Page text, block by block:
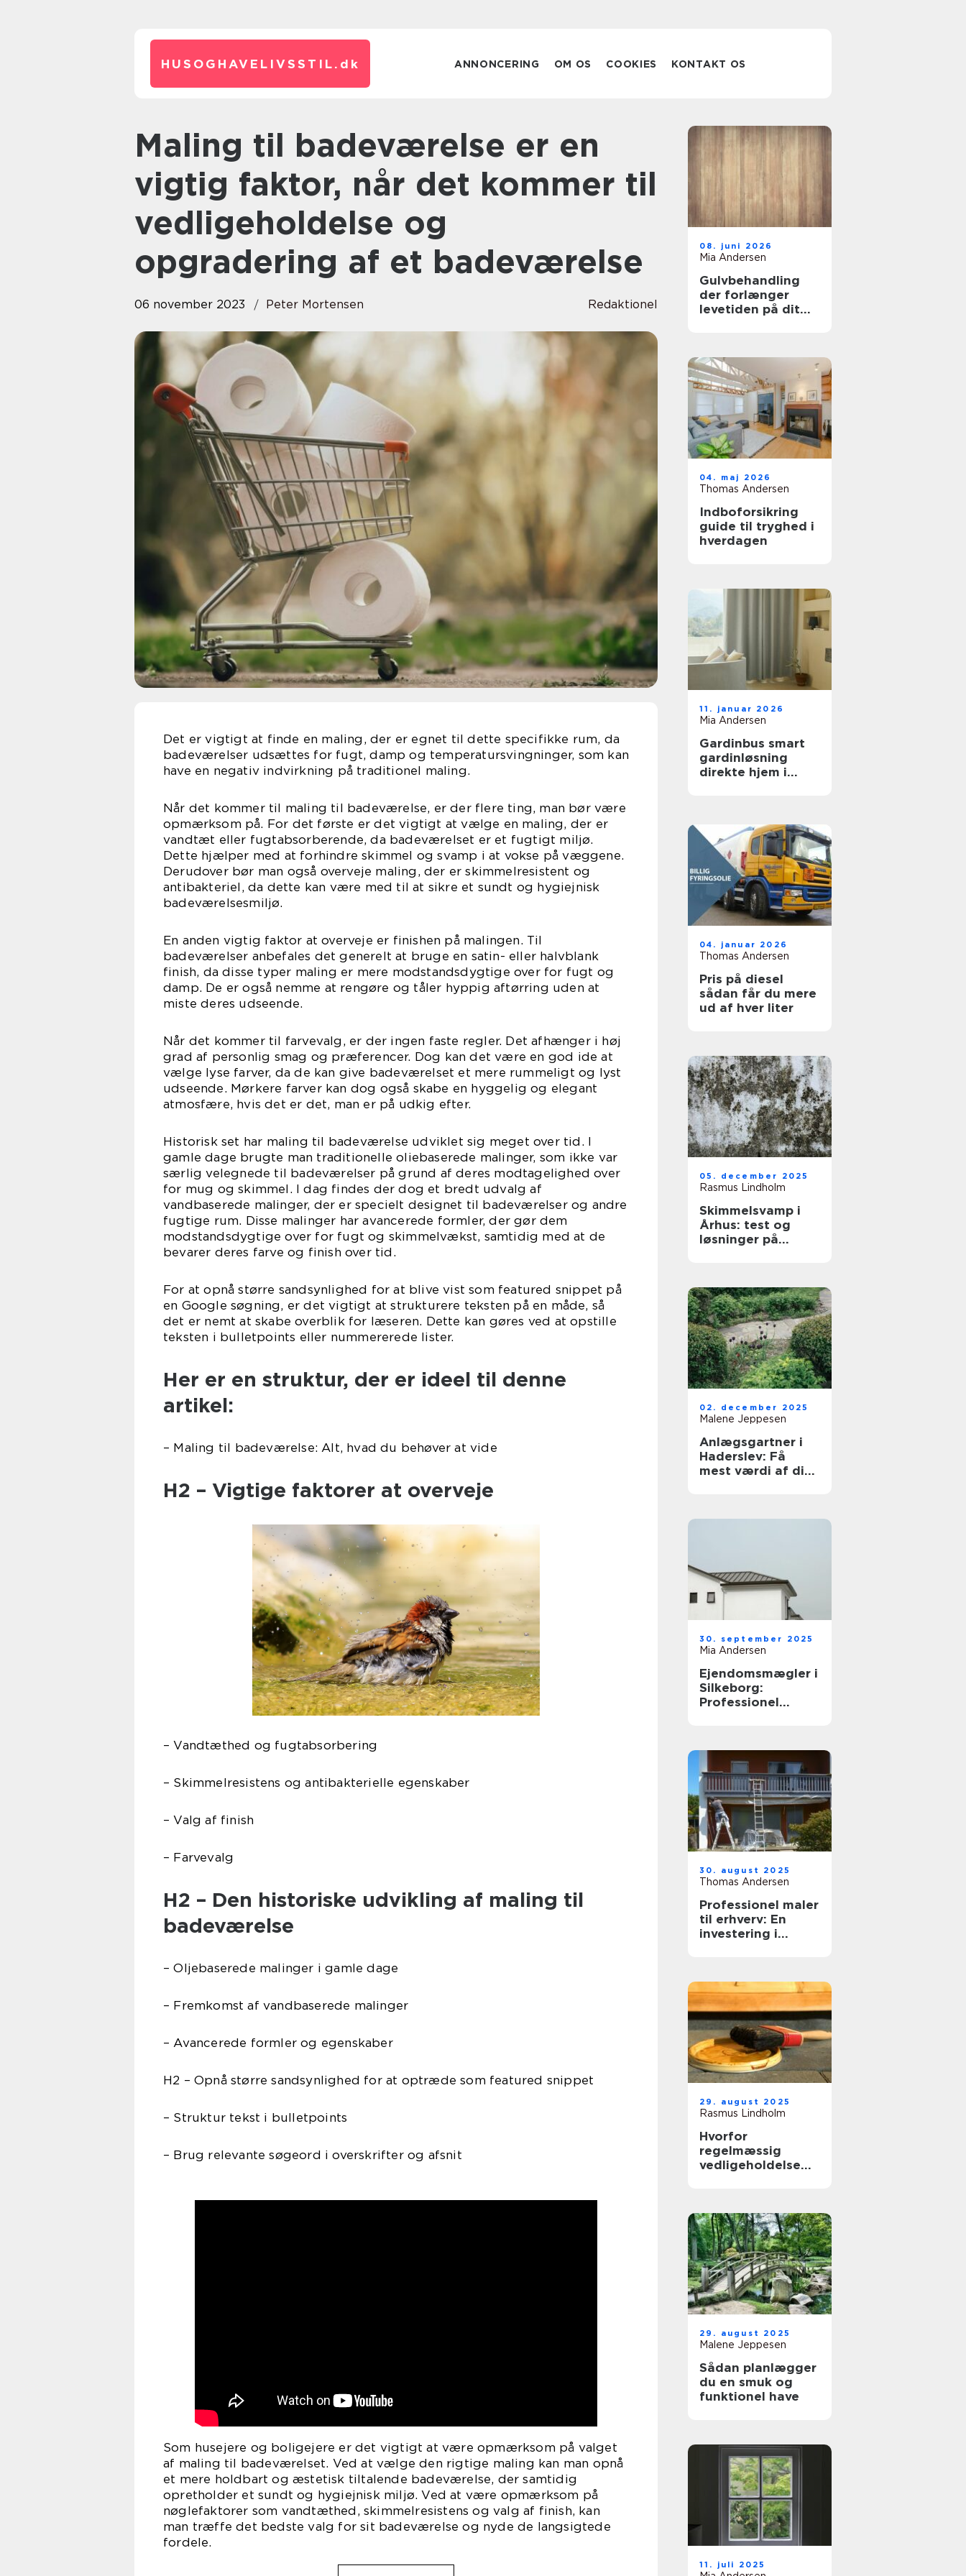
HUSOGHAVELIVSSTIL. dk ANNONCERING OM OS COOKIES KONTAKT OS
Maling til badeværelse er en
vigtig faktor, når det kommer til
vedligeholdelse og
opgradering af et badeværelse
06 november 2023 Peter Mortensen Redaktionel
Det er vigtigt at finde en maling, der er egnet til dette specifikke rum, da
badeværelser udsættes for fugt, damp og temperatursvingninger, som kan
have en negativ indvirkning på traditionel maling.
Når det kommer til maling til badeværelse, er der flere ting, man bør være
opmærksom på. For det første er det vigtigt at vælge en maling, der er
vandtæt eller fugtabsorberende, da badeværelset er et fugtigt miljø.
Dette hjælper med at forhindre skimmel og svamp i at vokse på væggene.
Derudover bør man også overveje maling, der er skimmelresistent og
antibakteriel, da dette kan være med til at sikre et sundt og hygiejnisk
badeværelsesmiljø.
En anden vigtig faktor at overveje er finishen på malingen. Til
badeværelser anbefales det generelt at bruge en satin- eller halvblank
finish, da disse typer maling er mere modstandsdygtige over for fugt og
damp. De er også nemme at rengøre og tåler hyppig aftørring uden at
miste deres udseende.
Når det kommer til farvevalg, er der ingen faste regler. Det afhænger i høj
grad af personlig smag og præferencer. Dog kan det være en god ide at
vælge lyse farver, da de kan give badeværelset et mere rummeligt og lyst
udseende. Mørkere farver kan dog også skabe en hyggelig og elegant
atmosfære, hvis det er det, man er på udkig efter.
Historisk set har maling til badeværelse udviklet sig meget over tid. I
gamle dage brugte man traditionelle oliebaserede malinger, som ikke var
særlig velegnede til badeværelser på grund af deres modtagelighed over
for mug og skimmel. I dag findes der dog et bredt udvalg af
vandbaserede malinger, der er specielt designet til badeværelser og andre
fugtige rum. Disse malinger har avancerede formler, der gør dem
modstandsdygtige over for fugt og skimmelvækst, samtidig med at de
bevarer deres farve og finish over tid.
For at opnå større sandsynlighed for at blive vist som featured snippet på
en Google søgning, er det vigtigt at strukturere teksten på en måde, så
det er nemt at skabe overblik for læseren. Dette kan gøres ved at opstille
teksten i bulletpoints eller nummererede lister.
Her er en struktur, der er ideel til denne
artikel:
– Maling til badeværelse: Alt, hvad du behøver at vide
H2 – Vigtige faktorer at overveje
– Vandtæthed og fugtabsorbering
– Skimmelresistens og antibakterielle egenskaber
– Valg af finish
– Farvevalg
H2 – Den historiske udvikling af maling til
badeværelse
– Oljebaserede malinger i gamle dage
– Fremkomst af vandbaserede malinger
– Avancerede formler og egenskaber
H2 – Opnå større sandsynlighed for at optræde som featured snippet
– Struktur tekst i bulletpoints
– Brug relevante søgeord i overskrifter og afsnit
Som husejere og boligejere er det vigtigt at være opmærksom på valget
af maling til badeværelset. Ved at vælge den rigtige maling kan man opnå
et mere holdbart og æstetisk tiltalende badeværelse, der samtidig
opretholder et sundt og hygiejnisk miljø. Ved at være opmærksom på
nøglefaktorer som vandtæthed, skimmelresistens og valg af finish, kan
man træffe det bedste valg for sit badeværelse og nyde de langsigtede
fordele.
08. juni 2026
Mia Andersen
Gulvbehandling
der forlænger
levetiden på dit
04. maj 2026
Thomas Andersen
Indboforsikring
guide til tryghed i
hverdagen
11. januar 2026
Mia Andersen
Gardinbus smart
gardinløsning
direkte hjem i
04. januar 2026
Thomas Andersen
Pris på diesel
sådan får du mere
ud af hver liter
05. december 2025
Rasmus Lindholm
Skimmelsvamp i
Århus: test og
løsninger på
02. december 2025
Malene Jeppesen
Anlægsgartner i
Haderslev: Få
mest værdi af dit
30. september 2025
Mia Andersen
Ejendomsmægler i
Silkeborg:
Professionel
30. august 2025
Thomas Andersen
Professionel maler
til erhverv: En
investering i
29. august 2025
Rasmus Lindholm
Hvorfor
regelmæssig
vedligeholdelse
29. august 2025
Malene Jeppesen
Sådan planlægger
du en smuk og
funktionel have
11. juli 2025